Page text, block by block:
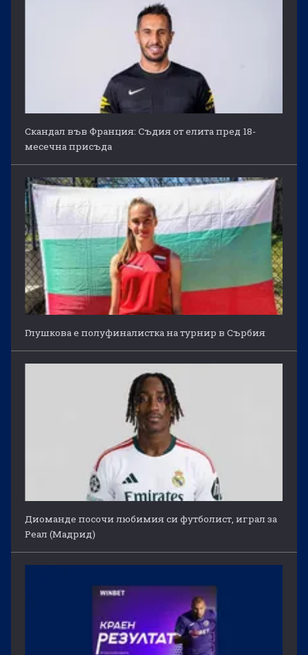
Скандал във Франция: Съдия от елита пред 18-
месечна присъда
Глушкова е полуфиналистка на турнир в Сърбия
Диоманде посочи любимия си футболист, играл за
Реал (Мадрид)